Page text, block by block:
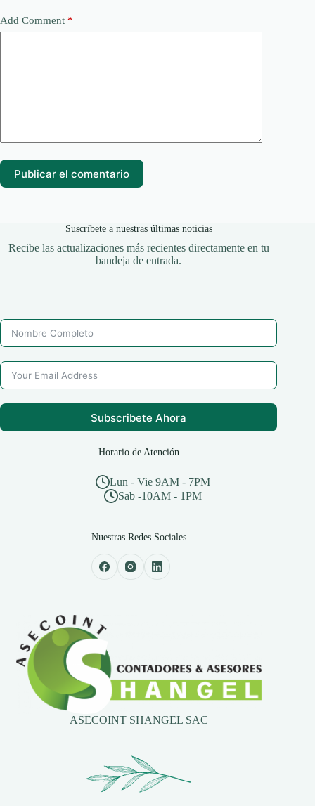
Add Comment *
Publicar el comentario
Suscríbete a nuestras últimas noticias
Recibe las actualizaciones más recientes directamente en tu
bandeja de entrada.
Subscribete Ahora
Horario de Atención
Lun - Vie 9AM - 7PM
Sab -10AM - 1PM
Nuestras Redes Sociales
ASECOINT SHANGEL SAC